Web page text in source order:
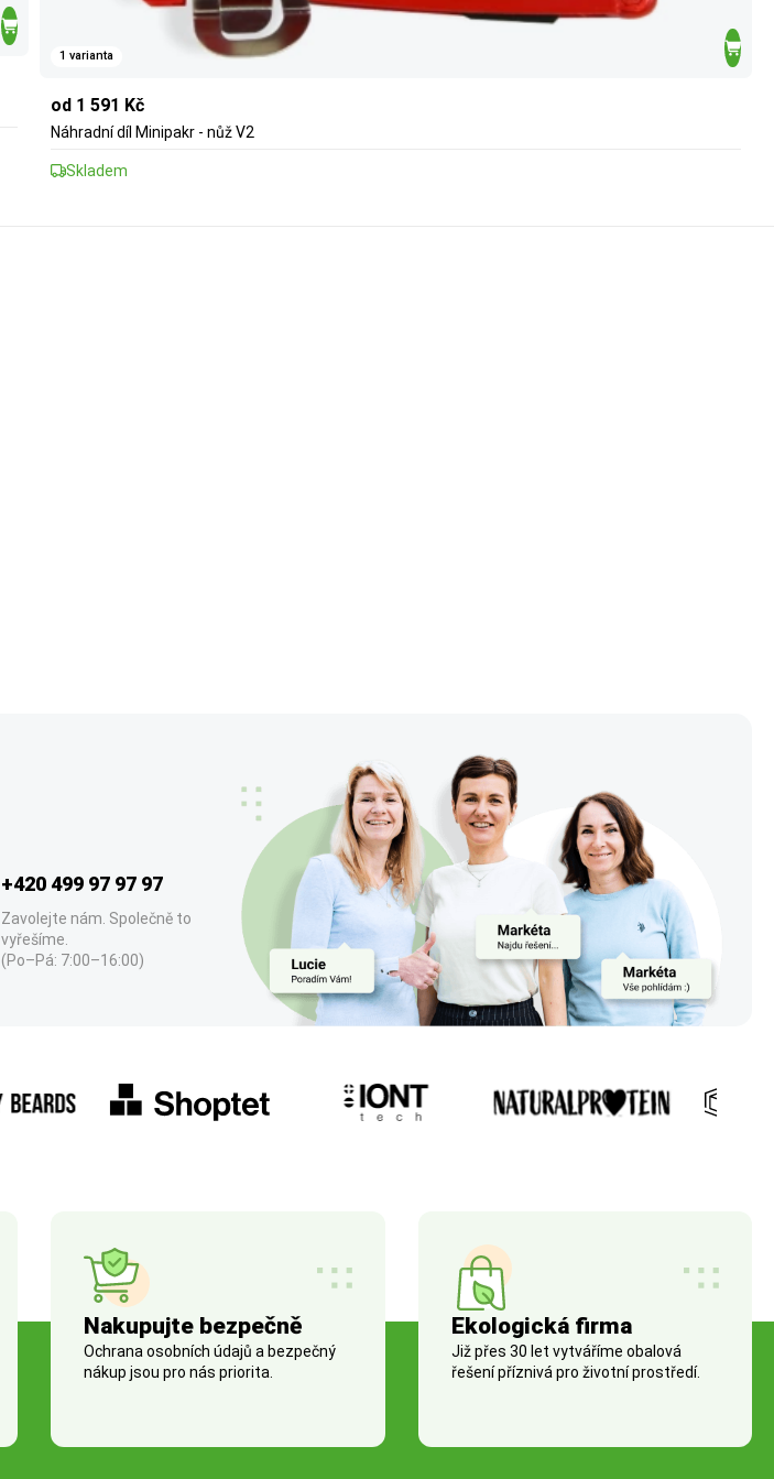
1 varianta
od 1 591 Kč
Náhradní díl Minipakr - nůž V2
Skladem
+420 499 97 97 97
Zavolejte nám. Společně to
vyřešíme.
(Po–Pá: 7:00–16:00)
Nakupujte bezpečně
Ochrana osobních údajů a bezpečný
nákup jsou pro nás priorita.
Ekologická firma
Již přes 30 let vytváříme obalová
řešení příznivá pro životní prostředí.